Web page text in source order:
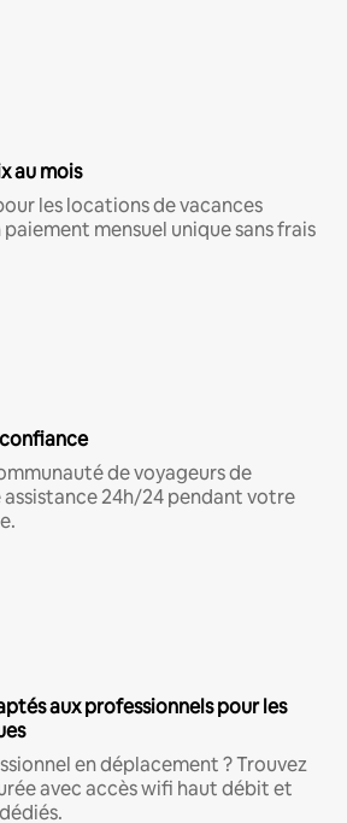
au mois
les locations de vacances
mensuel unique sans frais
de voyageurs de
24h/24 pendant votre
aux professionnels pour les
en déplacement ? Trouvez
avec accès wifi haut débit et